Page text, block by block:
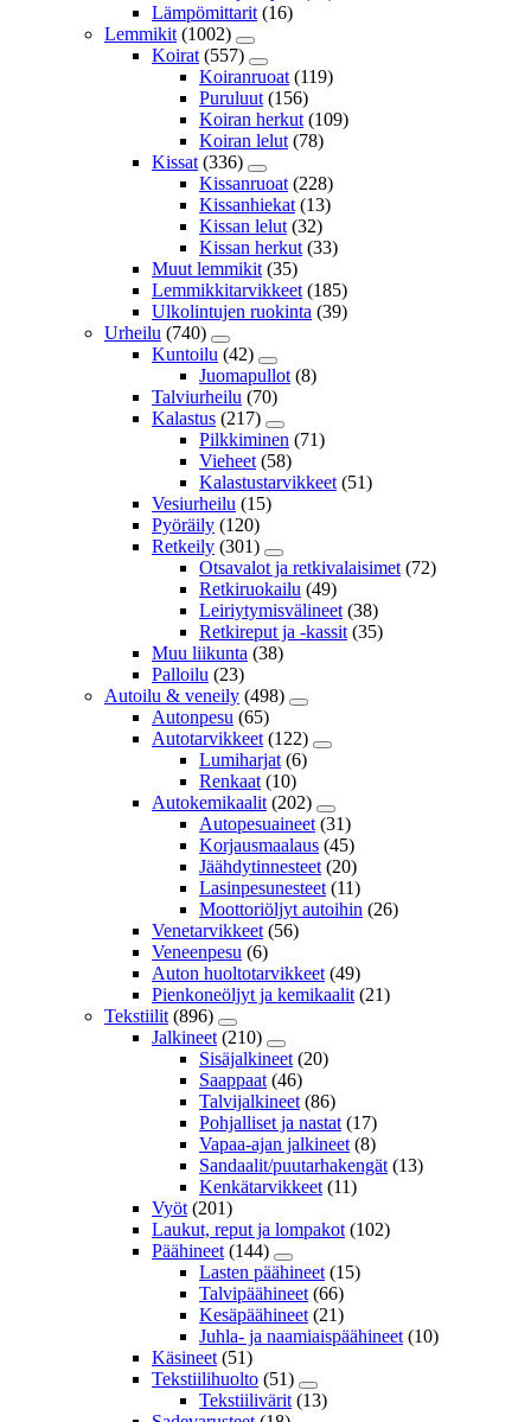
Lämpömittarit (16)
Lemmikit (1002)
Koirat (557)
Koiranruoat (119)
Puruluut (156)
Koiran herkut (109)
Koiran lelut (78)
Kissat (336)
Kissanruoat (228)
Kissanhiekat (13)
Kissan lelut (32)
Kissan herkut (33)
Muut lemmikit (35)
Lemmikkitarvikkeet (185)
Ulkolintujen ruokinta (39)
Urheilu (740)
Kuntoilu (42)
Juomapullot (8)
Talviurheilu (70)
Kalastus (217)
Pilkkiminen (71)
Vieheet (58)
Kalastustarvikkeet (51)
Vesiurheilu (15)
Pyöräily (120)
Retkeily (301)
Otsavalot ja retkivalaisimet (72)
Retkiruokailu (49)
Leiriytymisvälineet (38)
Retkireput ja -kassit (35)
Muu liikunta (38)
Palloilu (23)
Autoilu & veneily (498)
Autonpesu (65)
Autotarvikkeet (122)
Lumiharjat (6)
Renkaat (10)
Autokemikaalit (202)
Autopesuaineet (31)
Korjausmaalaus (45)
Jäähdytinnesteet (20)
Lasinpesunesteet (11)
Moottoriöljyt autoihin (26)
Venetarvikkeet (56)
Veneenpesu (6)
Auton huoltotarvikkeet (49)
Pienkoneöljyt ja kemikaalit (21)
Tekstiilit (896)
Jalkineet (210)
Sisäjalkineet (20)
Saappaat (46)
Talvijalkineet (86)
Pohjalliset ja nastat (17)
Vapaa-ajan jalkineet (8)
Sandaalit/puutarhakengät (13)
Kenkätarvikkeet (11)
Vyöt (201)
Laukut, reput ja lompakot (102)
Päähineet (144)
Lasten päähineet (15)
Talvipäähineet (66)
Kesäpäähineet (21)
Juhla- ja naamiaispäähineet (10)
Käsineet (51)
Tekstiilihuolto (51)
Tekstiilivärit (13)